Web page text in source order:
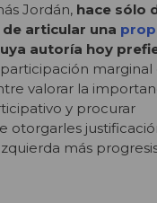
Jordán, hace sólo
articular una
autoría hoy
participación
valorar la
y procurar
otorgarles
más